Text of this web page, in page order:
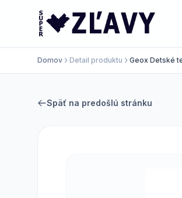
Domov Detail produktu Geox Detské
Späť na predošlú stránku